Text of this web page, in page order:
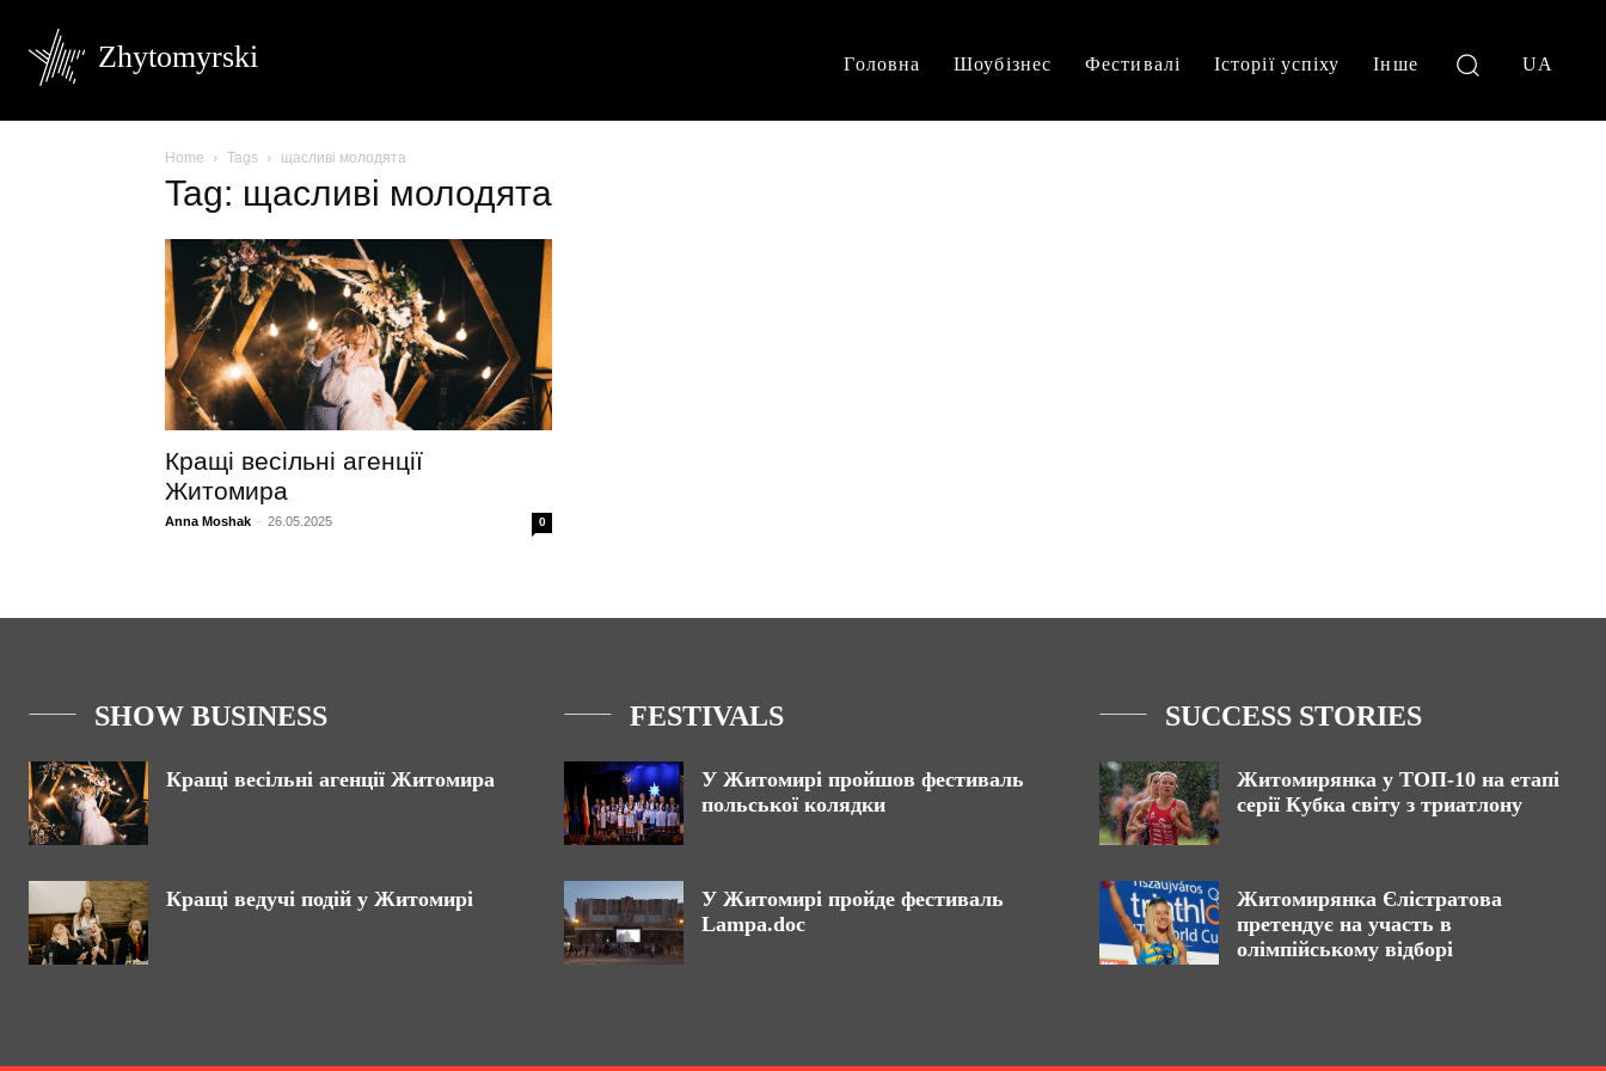
Zhytomyrski Головна Шоубізнес Фестивалі Історії успіху Інше UA
Home Tags щасливі молодята
Tag: щасливі молодята
Кращі весільні агенції
Житомира
Anna Moshak - 26.05.2025 0
SHOW BUSINESS
Кращі весільні агенції Житомира
Кращі ведучі подій у Житомирі
FESTIVALS
У Житомирі пройшов фестиваль
польської колядки
У Житомирі пройде фестиваль
Lampa.doc
SUCCESS STORIES
Житомирянка у ТОП-10 на етапі
серії Кубка світу з триатлону
Житомирянка Єлістратова
претендує на участь в
олімпійському відборі